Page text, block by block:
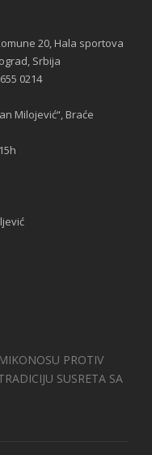
20, Hala sportova
Srbija
0214
Milojević“, Braće
PROTIV
SUSRETA SA